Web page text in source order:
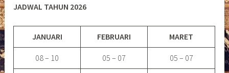
JADWAL TAHUN 2026
JANUARI FEBRUARI MARET
08 – 10 05 – 07 05 – 07